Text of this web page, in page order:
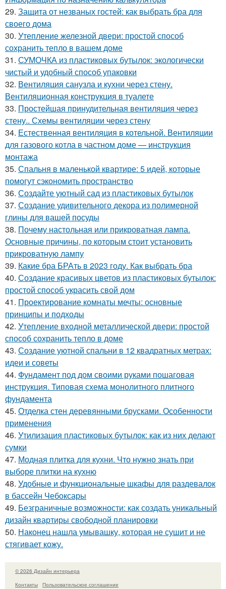
29. Защита от незваных гостей: как выбрать бра для
своего дома
30. Утепление железной двери: простой способ
сохранить тепло в вашем доме
31. СУМОЧКА из пластиковых бутылок: экологически
чистый и удобный способ упаковки
32. Вентиляция санузла и кухни через стену.
Вентиляционная конструкция в туалете
33. Простейшая принудительная вентиляция через
стену.. Схемы вентиляции через стену
34. Естественная вентиляция в котельной. Вентиляции
для газового котла в частном доме — инструкция
монтажа
35. Спальня в маленькой квартире: 5 идей, которые
помогут сэкономить пространство
36. Создайте уютный сад из пластиковых бутылок
37. Создание удивительного декора из полимерной
глины для вашей посуды
38. Почему настольная или прикроватная лампа.
Основные причины, по которым стоит установить
прикроватную лампу
39. Какие бра БРАть в 2023 году. Как выбрать бра
40. Создание красивых цветов из пластиковых бутылок:
простой способ украсить свой дом
41. Проектирование комнаты мечты: основные
принципы и подходы
42. Утепление входной металлической двери: простой
способ сохранить тепло в доме
43. Создание уютной спальни в 12 квадратных метрах:
идеи и советы
44. Фундамент под дом своими руками пошаговая
инструкция. Типовая схема монолитного плитного
фундамента
45. Отделка стен деревянными брусками. Особенности
применения
46. Утилизация пластиковых бутылок: как из них делают
сумки
47. Модная плитка для кухни. Что нужно знать при
выборе плитки на кухню
48. Удобные и функциональные шкафы для раздевалок
в бассейн Чебоксары
49. Безграничные возможности: как создать уникальный
дизайн квартиры свободной планировки
50. Наконец нашла умывашку, которая не сушит и не
стягивает кожу.
© 2026 Дизайн интерьера
Контакты
Пользовательское соглашение